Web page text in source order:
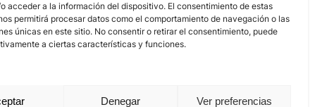
acceder a la información del dispositivo. El consentimiento de estas
permitirá procesar datos como el comportamiento de navegación o las
únicas en este sitio. No consentir o retirar el consentimiento, puede
a ciertas características y funciones.
Denegar Ver preferencias